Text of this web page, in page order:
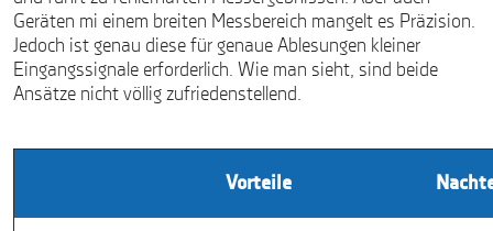
Geräten mi einem breiten Messbereich mangelt es Präzision.
Jedoch ist genau diese für genaue Ablesungen kleiner
Eingangssignale erforderlich. Wie man sieht, sind beide
Ansätze nicht völlig zufriedenstellend.
Vorteile